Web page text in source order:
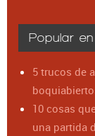
Popular
5 trucos de
10 cosas
una partida